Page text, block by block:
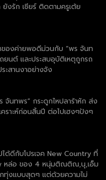
ยังรัก เชียร์ ติดตามครูเต้ย
ของค่ายพอดีม่วนกับ “พร จันท
นต์ และประสบอุบัติเหตุถูกรถ
ะสานงาอย่างจัง
นทพร” กระดูกไหปลาร้าหัก ส่ง
ราะห์ก่อนสิ้นปี ต่อไปเฮงๆปังๆ
ด้ดีกับโปรเจค New Country ที่
หล่อ ของ 4 หนุ่มติณติณ,นุ,เอ็ม
ทุ่งแบบสุดๆ แต่ด้วยความไม่